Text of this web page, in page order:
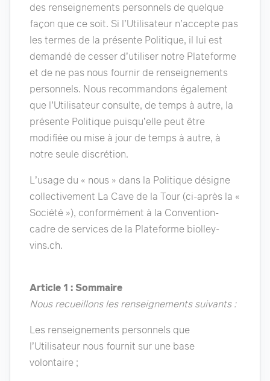
des renseignements personnels de quelque
façon que ce soit. Si l’Utilisateur n’accepte pas
les termes de la présente Politique, il lui est
demandé de cesser d’utiliser notre Plateforme
et de ne pas nous fournir de renseignements
personnels. Nous recommandons également
que l’Utilisateur consulte, de temps à autre, la
présente Politique puisqu’elle peut être
modifiée ou mise à jour de temps à autre, à
notre seule discrétion.
L’usage du « nous » dans la Politique désigne
collectivement La Cave de la Tour (ci-après la «
Société »), conformément à la Convention-
cadre de services de la Plateforme biolley-
vins.ch.
Article 1 : Sommaire
Nous recueillons les renseignements suivants :
Les renseignements personnels que
l’Utilisateur nous fournit sur une base
volontaire ;